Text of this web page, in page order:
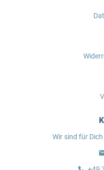
Wir sind für